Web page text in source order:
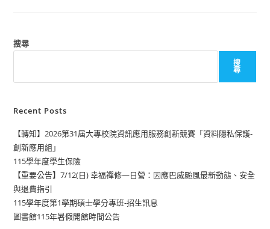
搜尋
搜
尋
Recent Posts
【轉知】2026第31屆大專校院資訊應用服務創新競賽「資料隱私保護-
創新應用組」
115學年度學生保險
【重要公告】7/12(日) 幸福禪修一日營：因應巴威颱風最新動態、安全
與退費指引
115學年度第1學期碩士學分專班-招生訊息
圖書館115年暑假開館時間公告